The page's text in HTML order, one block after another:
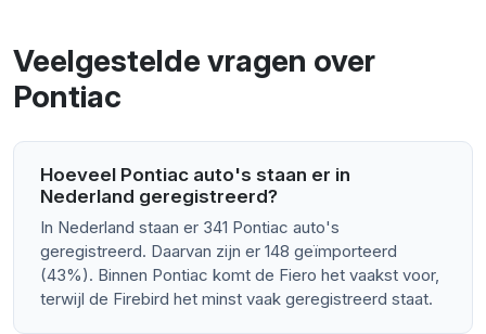
Veelgestelde vragen over
Pontiac
Hoeveel Pontiac auto's staan er in
Nederland geregistreerd?
In Nederland staan er 341 Pontiac auto's
geregistreerd. Daarvan zijn er 148 geïmporteerd
(43%). Binnen Pontiac komt de Fiero het vaakst voor,
terwijl de Firebird het minst vaak geregistreerd staat.